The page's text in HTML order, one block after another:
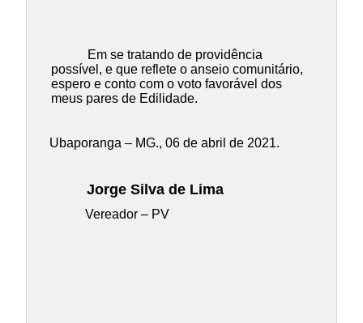
Em se tratando de providência
possível, e que reflete o anseio comunitário,
espero e conto com o voto favorável dos
meus pares de Edilidade.
Ubaporanga – MG., 06 de abril de 2021.
Jorge Silva de Lima
Vereador – PV